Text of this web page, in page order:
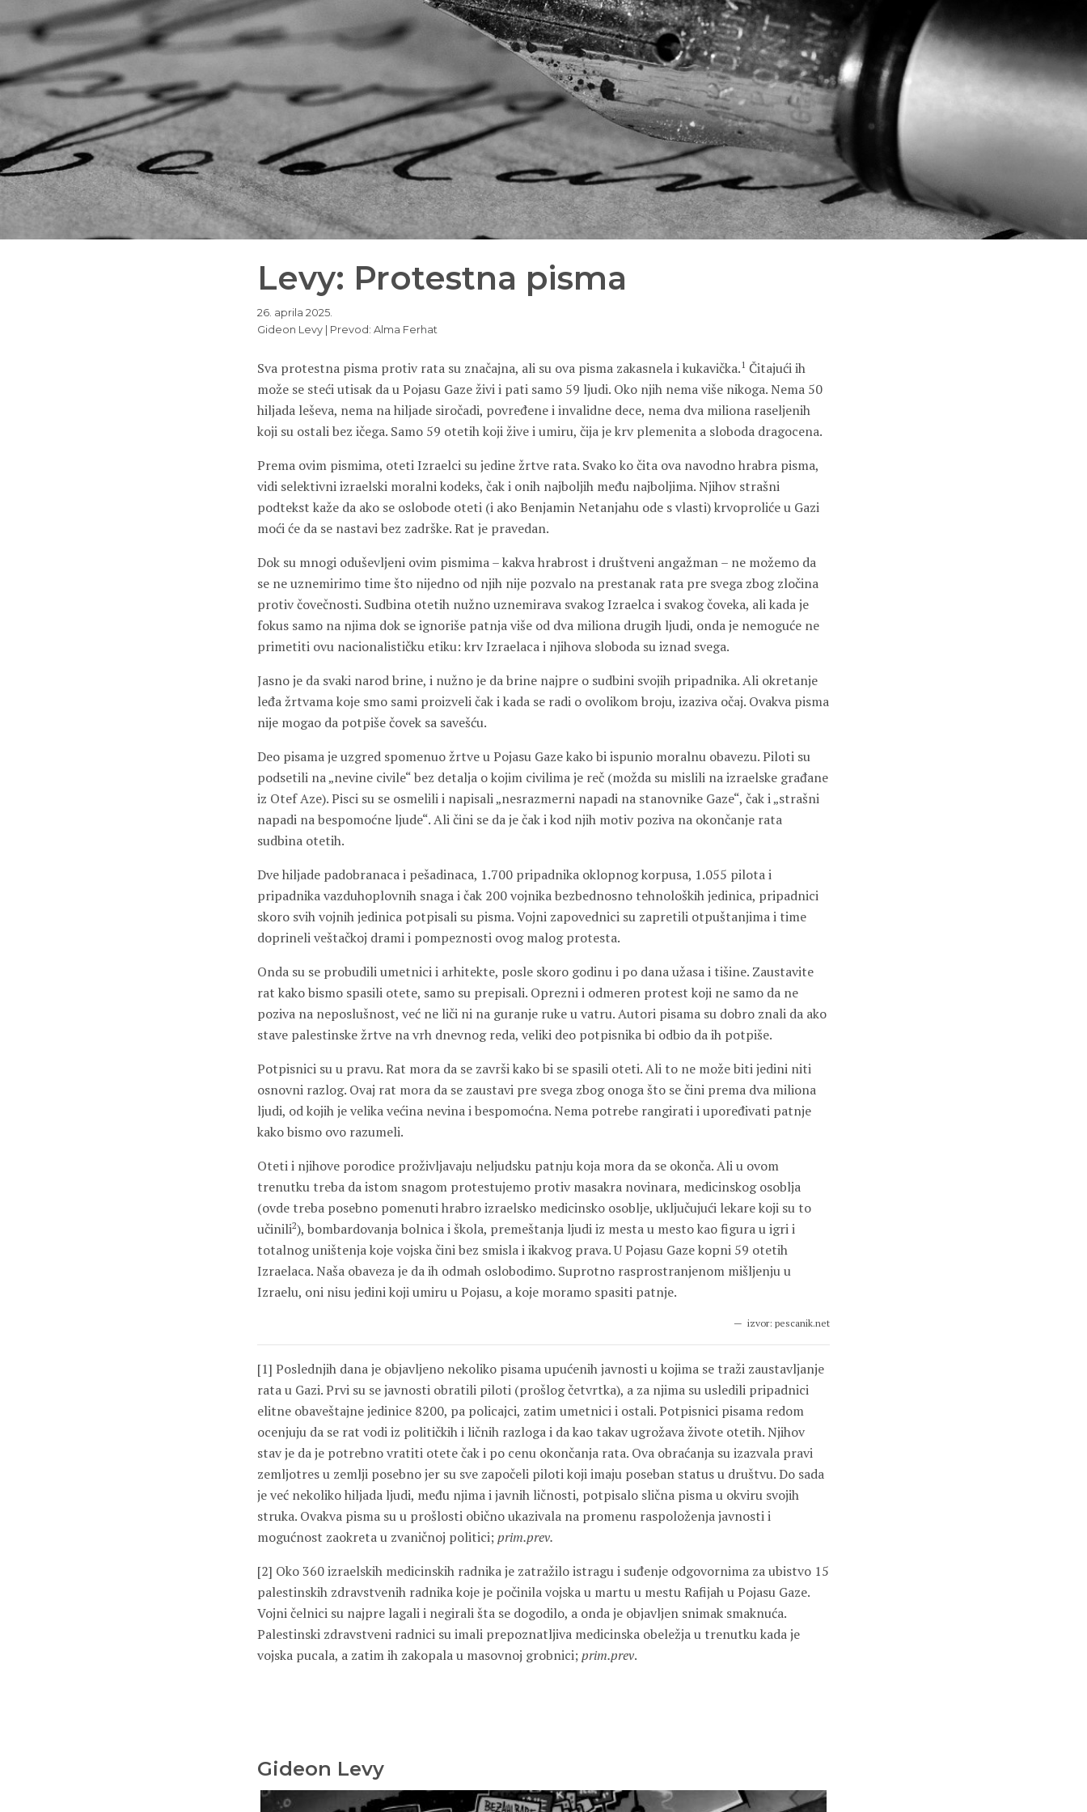
Levy: Protestna pisma
26. aprila 2025.
Gideon Levy | Prevod: Alma Ferhat
Sva protestna pisma protiv rata su značajna, ali su ova pisma zakasnela i kukavička.1 Čitajući ih
može se steći utisak da u Pojasu Gaze živi i pati samo 59 ljudi. Oko njih nema više nikoga. Nema 50
hiljada leševa, nema na hiljade siročadi, povređene i invalidne dece, nema dva miliona raseljenih
koji su ostali bez ičega. Samo 59 otetih koji žive i umiru, čija je krv plemenita a sloboda dragocena.
Prema ovim pismima, oteti Izraelci su jedine žrtve rata. Svako ko čita ova navodno hrabra pisma,
vidi selektivni izraelski moralni kodeks, čak i onih najboljih među najboljima. Njihov strašni
podtekst kaže da ako se oslobode oteti (i ako Benjamin Netanjahu ode s vlasti) krvoproliće u Gazi
moći će da se nastavi bez zadrške. Rat je pravedan.
Dok su mnogi oduševljeni ovim pismima – kakva hrabrost i društveni angažman – ne možemo da
se ne uznemirimo time što nijedno od njih nije pozvalo na prestanak rata pre svega zbog zločina
protiv čovečnosti. Sudbina otetih nužno uznemirava svakog Izraelca i svakog čoveka, ali kada je
fokus samo na njima dok se ignoriše patnja više od dva miliona drugih ljudi, onda je nemoguće ne
primetiti ovu nacionalističku etiku: krv Izraelaca i njihova sloboda su iznad svega.
Jasno je da svaki narod brine, i nužno je da brine najpre o sudbini svojih pripadnika. Ali okretanje
leđa žrtvama koje smo sami proizveli čak i kada se radi o ovolikom broju, izaziva očaj. Ovakva pisma
nije mogao da potpiše čovek sa savešću.
Deo pisama je uzgred spomenuo žrtve u Pojasu Gaze kako bi ispunio moralnu obavezu. Piloti su
podsetili na „nevine civile“ bez detalja o kojim civilima je reč (možda su mislili na izraelske građane
iz Otef Aze). Pisci su se osmelili i napisali „nesrazmerni napadi na stanovnike Gaze“, čak i „strašni
napadi na bespomoćne ljude“. Ali čini se da je čak i kod njih motiv poziva na okončanje rata
sudbina otetih.
Dve hiljade padobranaca i pešadinaca, 1.700 pripadnika oklopnog korpusa, 1.055 pilota i
pripadnika vazduhoplovnih snaga i čak 200 vojnika bezbednosno tehnoloških jedinica, pripadnici
skoro svih vojnih jedinica potpisali su pisma. Vojni zapovednici su zapretili otpuštanjima i time
doprineli veštačkoj drami i pompeznosti ovog malog protesta.
Onda su se probudili umetnici i arhitekte, posle skoro godinu i po dana užasa i tišine. Zaustavite
rat kako bismo spasili otete, samo su prepisali. Oprezni i odmeren protest koji ne samo da ne
poziva na neposlušnost, već ne liči ni na guranje ruke u vatru. Autori pisama su dobro znali da ako
stave palestinske žrtve na vrh dnevnog reda, veliki deo potpisnika bi odbio da ih potpiše.
Potpisnici su u pravu. Rat mora da se završi kako bi se spasili oteti. Ali to ne može biti jedini niti
osnovni razlog. Ovaj rat mora da se zaustavi pre svega zbog onoga što se čini prema dva miliona
ljudi, od kojih je velika većina nevina i bespomoćna. Nema potrebe rangirati i upoređivati patnje
kako bismo ovo razumeli.
Oteti i njihove porodice proživljavaju neljudsku patnju koja mora da se okonča. Ali u ovom
trenutku treba da istom snagom protestujemo protiv masakra novinara, medicinskog osoblja
(ovde treba posebno pomenuti hrabro izraelsko medicinsko osoblje, uključujući lekare koji su to
učinili2), bombardovanja bolnica i škola, premeštanja ljudi iz mesta u mesto kao figura u igri i
totalnog uništenja koje vojska čini bez smisla i ikakvog prava. U Pojasu Gaze kopni 59 otetih
Izraelaca. Naša obaveza je da ih odmah oslobodimo. Suprotno rasprostranjenom mišljenju u
Izraelu, oni nisu jedini koji umiru u Pojasu, a koje moramo spasiti patnje.
izvor: pescanik.net
[1] Poslednjih dana je objavljeno nekoliko pisama upućenih javnosti u kojima se traži zaustavljanje
rata u Gazi. Prvi su se javnosti obratili piloti (prošlog četvrtka), a za njima su usledili pripadnici
elitne obaveštajne jedinice 8200, pa policajci, zatim umetnici i ostali. Potpisnici pisama redom
ocenjuju da se rat vodi iz političkih i ličnih razloga i da kao takav ugrožava živote otetih. Njihov
stav je da je potrebno vratiti otete čak i po cenu okončanja rata. Ova obraćanja su izazvala pravi
zemljotres u zemlji posebno jer su sve započeli piloti koji imaju poseban status u društvu. Do sada
je već nekoliko hiljada ljudi, među njima i javnih ličnosti, potpisalo slična pisma u okviru svojih
struka. Ovakva pisma su u prošlosti obično ukazivala na promenu raspoloženja javnosti i
mogućnost zaokreta u zvaničnoj politici; prim.prev.
[2] Oko 360 izraelskih medicinskih radnika je zatražilo istragu i suđenje odgovornima za ubistvo 15
palestinskih zdravstvenih radnika koje je počinila vojska u martu u mestu Rafijah u Pojasu Gaze.
Vojni čelnici su najpre lagali i negirali šta se dogodilo, a onda je objavljen snimak smaknuća.
Palestinski zdravstveni radnici su imali prepoznatljiva medicinska obeležja u trenutku kada je
vojska pucala, a zatim ih zakopala u masovnoj grobnici; prim.prev.
Gideon Levy